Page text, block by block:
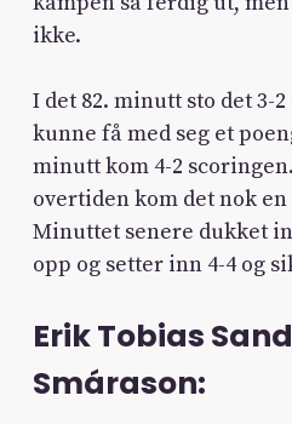
ikke.
I det 82. minutt sto det 3-
kunne få med seg et
minutt kom 4-2
overtiden kom det nok
Minuttet senere dukket
opp og setter inn 4-4 og
Erik Tobias
Smárason: